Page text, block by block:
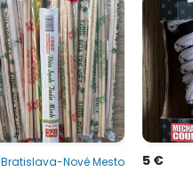
Bratislava-Nové Mesto 5 €